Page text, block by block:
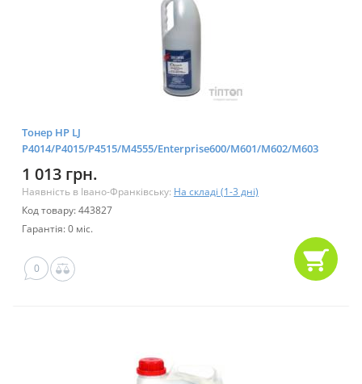
Тонер HP LJ
P4014/P4015/P4515/M4555/Enterprise600/M601/M602/M603
1 013 грн.
Наявність в Івано-Франківську: На складі (1-3 дні)
Код товару: 443827
Гарантія: 0 міс.
0